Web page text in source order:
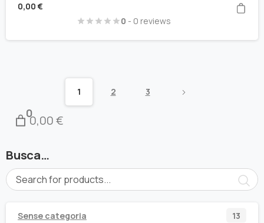
0,00 €
0 - 0 reviews
1 2 3
00,00 €
Busca…
Sense categoria 13